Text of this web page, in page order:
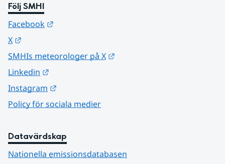
Följ SMHI
Facebook
X
SMHIs meteorologer på X
Linkedin
Instagram
Policy för sociala medier
Datavärdskap
Nationella emissionsdatabasen